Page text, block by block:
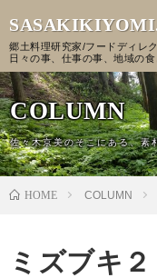
郷土料理研究家/フードディレ
日々の事、仕事の事、地域の食
COLUMN
佐々木京美のそこにある、素
HOME COLUMN
ミズブキ２